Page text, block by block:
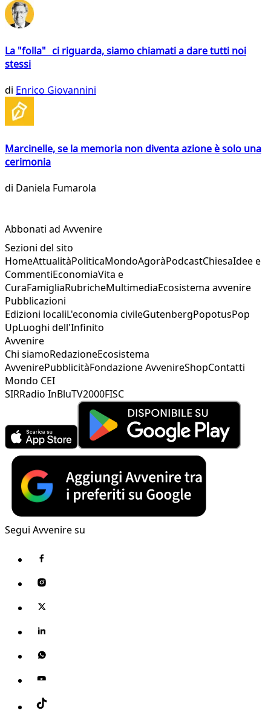
La "folla" ci riguarda, siamo chiamati a dare tutti noi
stessi
di Enrico Giovannini
Marcinelle, se la memoria non diventa azione è solo una
cerimonia
di Daniela Fumarola
Abbonati ad Avvenire
Sezioni del sito
HomeAttualitàPoliticaMondoAgoràPodcastChiesaIdee e
CommentiEconomiaVita e
CuraFamigliaRubricheMultimediaEcosistema avvenire
Pubblicazioni
Edizioni localiL'economia civileGutenbergPopotusPop
UpLuoghi dell'Infinito
Avvenire
Chi siamoRedazioneEcosistema
AvvenirePubblicitàFondazione AvvenireShopContatti
Mondo CEI
SIRRadio InBluTV2000FISC
Segui Avvenire su